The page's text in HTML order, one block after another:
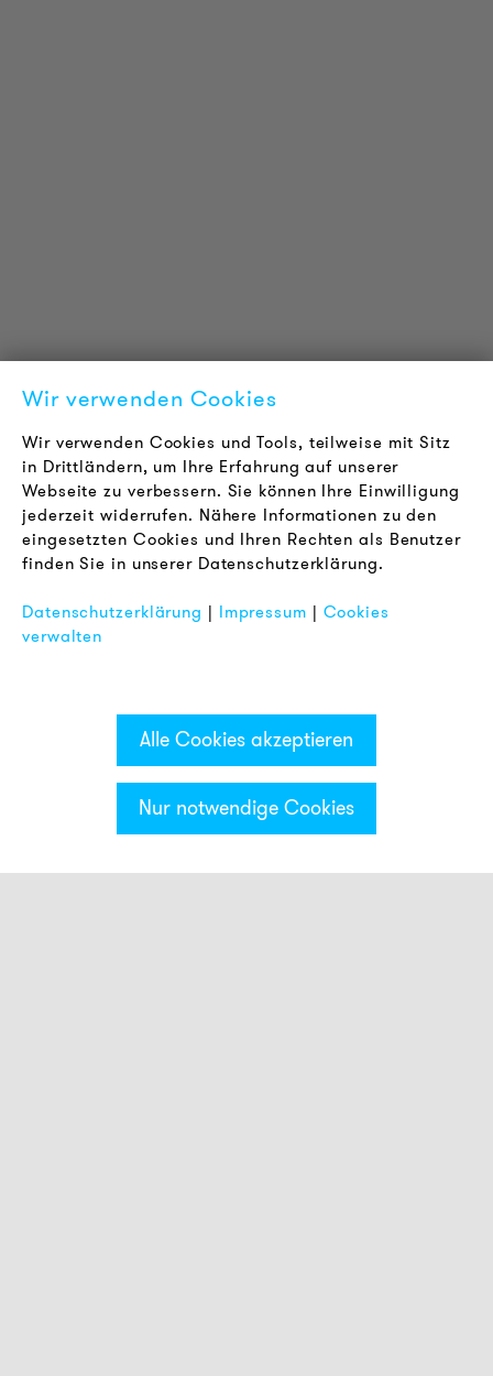
Kategorien & Filter
Karriere
Newsletter
RECHTLICHES
AGB
Datenschutz
FAQ
Wir verwenden Cookies
Wir verwenden Cookies und Tools, teilweise mit Sitz
in Drittländern, um Ihre Erfahrung auf unserer
Webseite zu verbessern. Sie können Ihre Einwilligung
jederzeit widerrufen. Nähere Informationen zu den
eingesetzten Cookies und Ihren Rechten als Benutzer
finden Sie in unserer Datenschutzerklärung.
Datenschutzerklärung | Impressum | Cookies
verwalten
Alle Cookies akzeptieren
Nur notwendige Cookies